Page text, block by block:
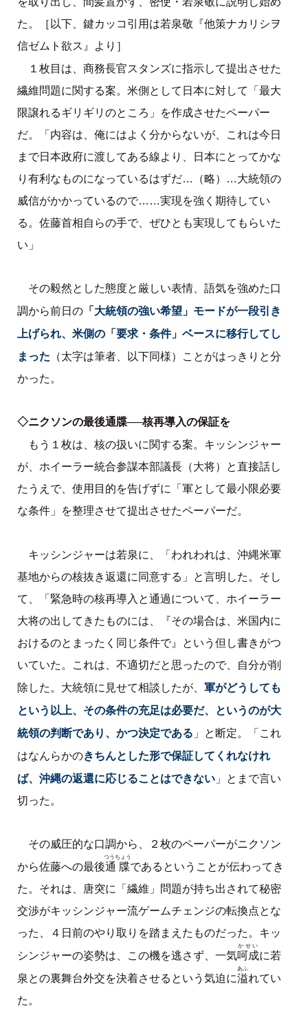
た。［以下、鍵カッコ引用は若泉敬『他策ナカリシヲ
信ゼムト欲ス』より］
１枚目は、商務長官スタンズに指示して提出させた
繊維問題に関する案。米側として日本に対して「最大
限譲れるギリギリのところ」を作成させたペーパー
だ。「内容は、俺にはよく分からないが、これは今日
まで日本政府に渡してある線より、日本にとってかな
り有利なものになっているはずだ…（略）…大統領の
威信がかかっているので……実現を強く期待してい
る。佐藤首相自らの手で、ぜひとも実現してもらいた
い」
その毅然とした態度と厳しい表情、語気を強めた口
調から前日の「大統領の強い希望」モードが一段引き
上げられ、米側の「要求・条件」ベースに移行してし
まった （太字は筆者、以下同様）ことがはっきりと分
かった。
◇ニクソンの最後通牒──核再導入の保証を
もう１枚は、核の扱いに関する案。キッシンジャー
が、ホイーラー統合参謀本部議長（大将）と直接話し
たうえで、使用目的を告げずに「軍として最小限必要
な条件」を整理させて提出させたペーパーだ。
キッシンジャーは若泉に、「われわれは、沖縄米軍
基地からの核抜き返還に同意する」と言明した。そし
て、「緊急時の核再導入と通過について、ホイーラー
大将の出してきたものには、『その場合は、米国内に
おけるのとまったく同じ条件で』という但し書きがつ
いていた。これは、不適切だと思ったので、自分が削
除した。大統領に見せて相談したが、 軍がどうしても
という以上、その条件の充足は必要だ、というのが大
統領の判断であり、かつ決定である 」と断定。「これ
はなんらかのきちんとした形で保証してくれなけれ
ば、沖縄の返還に応じることはできない」とまで言い
切った。
その威圧的な口調から、２枚のペーパーがニクソン
から佐藤への最後通牒
つうちょう
であるということが伝わってき
た。それは、唐突に「繊維」問題が持ち出されて秘密
交渉がキッシンジャー流ゲームチェンジの転換点とな
った、４日前のやり取りを踏まえたものだった。キッ
シンジャーの姿勢は、この機を逃さず、一気呵成
かせい
に若
泉との裏舞台外交を決着させるという気迫に溢
あふ
れてい
た。